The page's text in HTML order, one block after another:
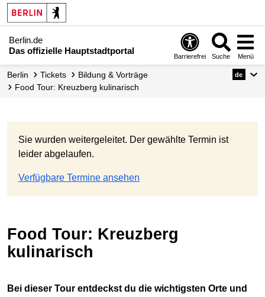
Berlin.de
Das offizielle Hauptstadtportal
Barrierefrei Suche Menü
Berlin Tickets
Bildung & Vorträge
Food Tour: Kreuzberg kulinarisch
de
Sie wurden weitergeleitet. Der gewählte Termin ist
leider abgelaufen.
Verfügbare Termine ansehen
Food Tour: Kreuzberg
kulinarisch
Bei dieser Tour entdeckst du die wichtigsten Orte und